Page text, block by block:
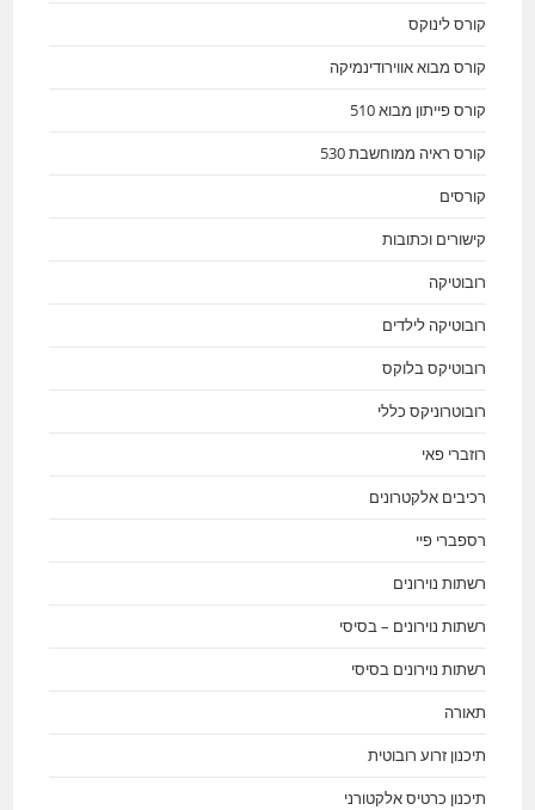
קורס לינוקס
קורס מבוא אווירודינמיקה
קורס פייתון מבוא 510
קורס ראיה ממוחשבת 530
קורסים
קישורים וכתובות
רובוטיקה
רובוטיקה לילדים
רובוטיקס בלוקס
רובוטרוניקס כללי
רוזברי פאי
רכיבים אלקטרונים
רספברי פיי
רשתות נוירונים
רשתות נוירונים – בסיסי
רשתות נוירונים בסיסי
תאורה
תיכנון זרוע רובוטית
תיכנון כרטיס אלקטורני